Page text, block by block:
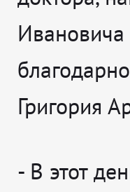
Григория
- В этот